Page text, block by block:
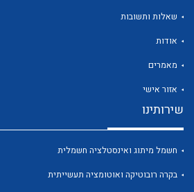
שאלות ותשובות
אודות
מאמרים
אזור אישי
שירותינו
חשמל מיתוג ואינסטלציה חשמלית
בקרה רובוטיקה ואוטומציה תעשייתית